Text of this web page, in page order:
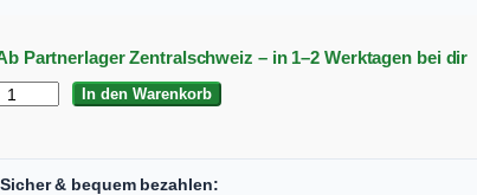
Partnerlager Zentralschweiz – in 1–2 Werktagen bei dir
In den Warenkorb
Sicher & bequem bezahlen: